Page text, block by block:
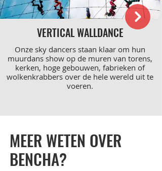
VERTICAL WALLDANCE
Onze sky dancers staan klaar om hun
muurdans show op de muren van torens,
kerken, hoge gebouwen, fabrieken of
wolkenkrabbers over de hele wereld uit te
voeren.
MEER WETEN OVER
BENCHA?